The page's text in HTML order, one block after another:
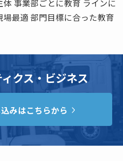
体 事業部ごとに教育 ラインに
最適 部門目標に合った教育
クス・ビジネス
みはこちらから